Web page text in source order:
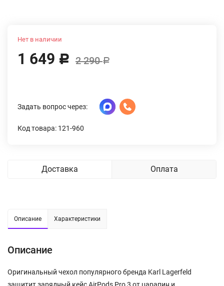
Нет в наличии
1 649 Р 2 290Р
Задать вопрос через:
Код товара: 121-960
Доставка Оплата
Описание Характеристики
Описание
Оригинальный чехол популярного бренда Karl Lagerfeld